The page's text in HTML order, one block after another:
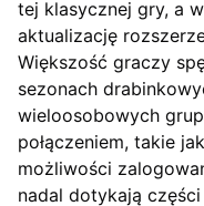
tej klasycznej gry, a
aktualizację
Większość graczy
sezonach
wieloosobowych
połączeniem, takie
możliwości
nadal dotykają